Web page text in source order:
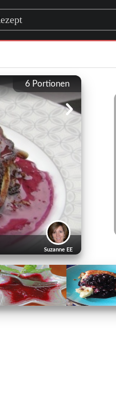
6 Portionen
Suzanne EE